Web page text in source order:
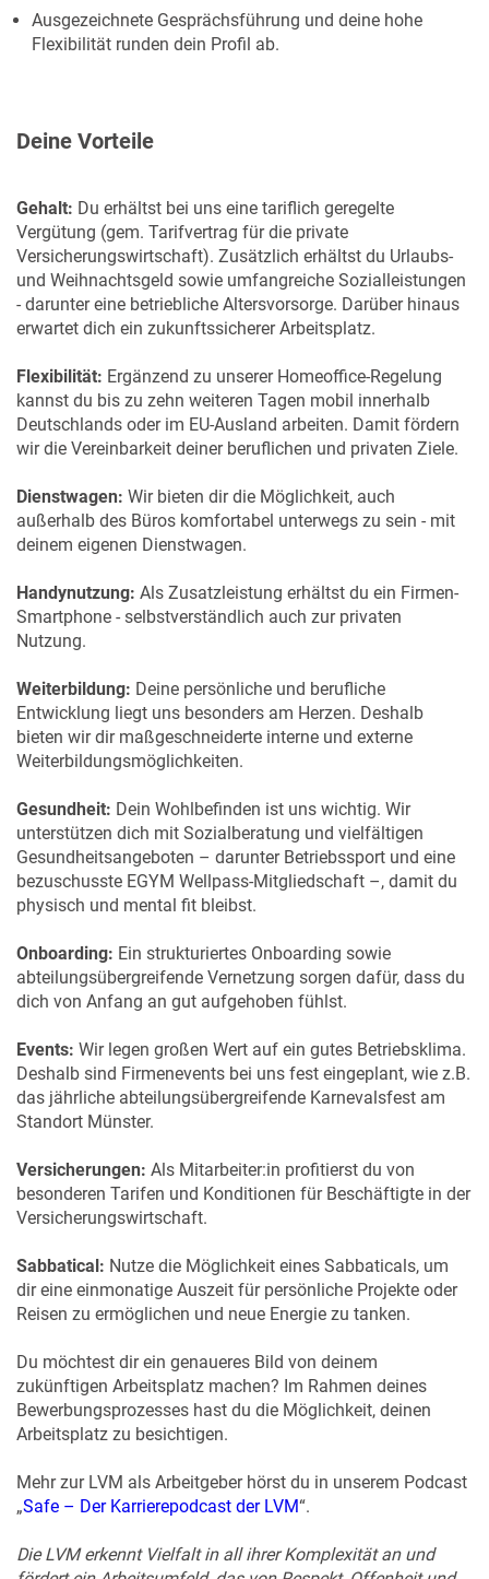
Ausgezeichnete Gesprächsführung und deine hohe
Flexibilität runden dein Profil ab.
Deine Vorteile
Gehalt: Du erhältst bei uns eine tariflich geregelte
Vergütung (gem. Tarifvertrag für die private
Versicherungswirtschaft). Zusätzlich erhältst du Urlaubs-
und Weihnachtsgeld sowie umfangreiche Sozialleistungen
- darunter eine betriebliche Altersvorsorge. Darüber hinaus
erwartet dich ein zukunftssicherer Arbeitsplatz.
Flexibilität: Ergänzend zu unserer Homeoffice-Regelung
kannst du bis zu zehn weiteren Tagen mobil innerhalb
Deutschlands oder im EU-Ausland arbeiten. Damit fördern
wir die Vereinbarkeit deiner beruflichen und privaten Ziele.
Dienstwagen: Wir bieten dir die Möglichkeit, auch
außerhalb des Büros komfortabel unterwegs zu sein - mit
deinem eigenen Dienstwagen.
Handynutzung: Als Zusatzleistung erhältst du ein Firmen-
Smartphone - selbstverständlich auch zur privaten
Nutzung.
Weiterbildung: Deine persönliche und berufliche
Entwicklung liegt uns besonders am Herzen. Deshalb
bieten wir dir maßgeschneiderte interne und externe
Weiterbildungsmöglichkeiten.
Gesundheit: Dein Wohlbefinden ist uns wichtig. Wir
unterstützen dich mit Sozialberatung und vielfältigen
Gesundheitsangeboten – darunter Betriebssport und eine
bezuschusste EGYM Wellpass-Mitgliedschaft –, damit du
physisch und mental fit bleibst.
Onboarding: Ein strukturiertes Onboarding sowie
abteilungsübergreifende Vernetzung sorgen dafür, dass du
dich von Anfang an gut aufgehoben fühlst.
Events: Wir legen großen Wert auf ein gutes Betriebsklima.
Deshalb sind Firmenevents bei uns fest eingeplant, wie z.B.
das jährliche abteilungsübergreifende Karnevalsfest am
Standort Münster.
Versicherungen: Als Mitarbeiter:in profitierst du von
besonderen Tarifen und Konditionen für Beschäftigte in der
Versicherungswirtschaft.
Sabbatical: Nutze die Möglichkeit eines Sabbaticals, um
dir eine einmonatige Auszeit für persönliche Projekte oder
Reisen zu ermöglichen und neue Energie zu tanken.
Du möchtest dir ein genaueres Bild von deinem
zukünftigen Arbeitsplatz machen? Im Rahmen deines
Bewerbungsprozesses hast du die Möglichkeit, deinen
Arbeitsplatz zu besichtigen.
Mehr zur LVM als Arbeitgeber hörst du in unserem Podcast
„Safe – Der Karrierepodcast der LVM“.
Die LVM erkennt Vielfalt in all ihrer Komplexität an und